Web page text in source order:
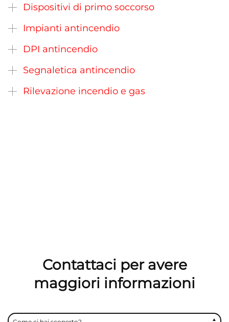
Dispositivi di primo soccorso
Impianti antincendio
DPI antincendio
Segnaletica antincendio
Rilevazione incendio e gas
Contattaci per avere
maggiori informazioni